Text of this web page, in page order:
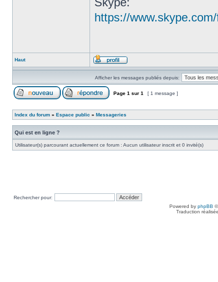
https://
Haut
Afficher les messages publiés depuis:
Page 1 sur 1 [ 1 message ]
Index du forum » Espace public » Messageries
Qui est en ligne ?
Utilisateur(s) parcourant actuellement ce forum : Aucun utilisateur inscrit et 0 invité(s)
Rechercher pour:
Powered by phpBB
Traduction